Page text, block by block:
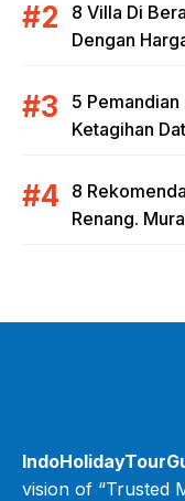
8 Villa Di
Dengan
5
Ketagihan
8
Renang.
vision of “Trusted